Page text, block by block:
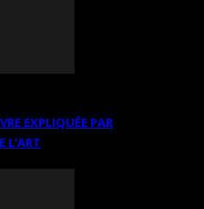
EXPLIQUÉE PAR
L’ART